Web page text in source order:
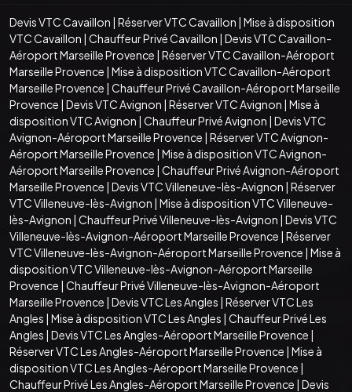
Devis VTC Cavaillon | Réserver VTC Cavaillon | Mise à disposition
VTC Cavaillon | Chauffeur Privé Cavaillon | Devis VTC Cavaillon-
Aéroport Marseille Provence | Réserver VTC Cavaillon-Aéroport
Marseille Provence | Mise à disposition VTC Cavaillon-Aéroport
Marseille Provence | Chauffeur Privé Cavaillon-Aéroport Marseille
Provence | Devis VTC Avignon | Réserver VTC Avignon | Mise à
disposition VTC Avignon | Chauffeur Privé Avignon | Devis VTC
Avignon-Aéroport Marseille Provence | Réserver VTC Avignon-
Aéroport Marseille Provence | Mise à disposition VTC Avignon-
Aéroport Marseille Provence | Chauffeur Privé Avignon-Aéroport
Marseille Provence | Devis VTC Villeneuve-lès-Avignon | Réserver
VTC Villeneuve-lès-Avignon | Mise à disposition VTC Villeneuve-
lès-Avignon | Chauffeur Privé Villeneuve-lès-Avignon | Devis VTC
Villeneuve-lès-Avignon-Aéroport Marseille Provence | Réserver
VTC Villeneuve-lès-Avignon-Aéroport Marseille Provence | Mise à
disposition VTC Villeneuve-lès-Avignon-Aéroport Marseille
Provence | Chauffeur Privé Villeneuve-lès-Avignon-Aéroport
Marseille Provence | Devis VTC Les Angles | Réserver VTC Les
Angles | Mise à disposition VTC Les Angles | Chauffeur Privé Les
Angles | Devis VTC Les Angles-Aéroport Marseille Provence |
Réserver VTC Les Angles-Aéroport Marseille Provence | Mise à
disposition VTC Les Angles-Aéroport Marseille Provence |
Chauffeur Privé Les Angles-Aéroport Marseille Provence | Devis